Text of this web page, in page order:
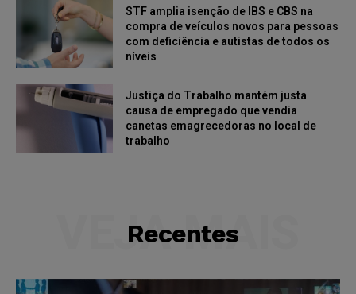
STF amplia isenção de IBS e CBS na
compra de veículos novos para pessoas
com deficiência e autistas de todos os
níveis
Justiça do Trabalho mantém justa
causa de empregado que vendia
canetas emagrecedoras no local de
trabalho
Recentes
VEJA MAIS